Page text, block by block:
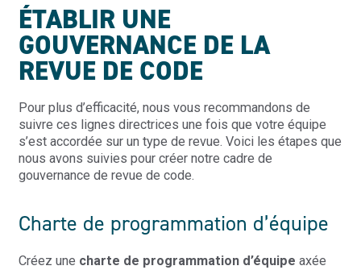
ÉTABLIR UNE
GOUVERNANCE DE LA
REVUE DE CODE
Pour plus d’efficacité, nous vous recommandons de
suivre ces lignes directrices une fois que votre équipe
s’est accordée sur un type de revue. Voici les étapes que
nous avons suivies pour créer notre cadre de
gouvernance de revue de code.
Charte de programmation d’équipe
Créez une charte de programmation d’équipe axée